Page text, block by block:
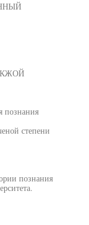
познания
степени
познания